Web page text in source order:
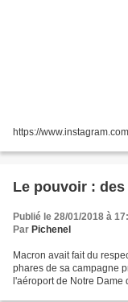
https://
Le pouvoir :
Publié le 28/01/2018 à
Par Pichenel
Macron avait fait du
phares de sa campagne
l'aéroport de Notre Dame